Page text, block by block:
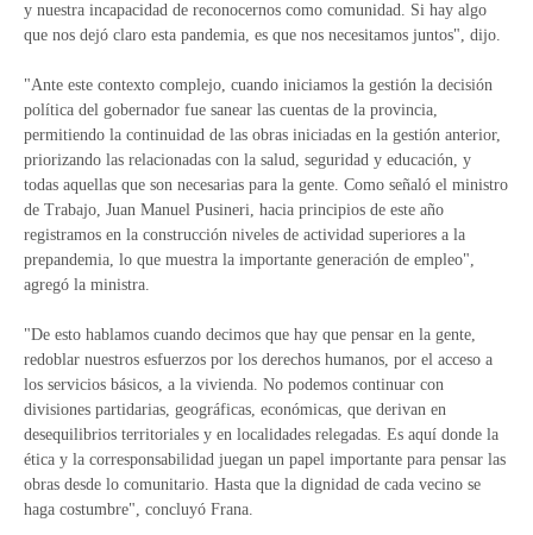
y nuestra incapacidad de reconocernos como comunidad. Si hay algo
que nos dejó claro esta pandemia, es que nos necesitamos juntos", dijo.
"Ante este contexto complejo, cuando iniciamos la gestión la decisión
política del gobernador fue sanear las cuentas de la provincia,
permitiendo la continuidad de las obras iniciadas en la gestión anterior,
priorizando las relacionadas con la salud, seguridad y educación, y
todas aquellas que son necesarias para la gente. Como señaló el ministro
de Trabajo, Juan Manuel Pusineri, hacia principios de este año
registramos en la construcción niveles de actividad superiores a la
prepandemia, lo que muestra la importante generación de empleo",
agregó la ministra.
"De esto hablamos cuando decimos que hay que pensar en la gente,
redoblar nuestros esfuerzos por los derechos humanos, por el acceso a
los servicios básicos, a la vivienda. No podemos continuar con
divisiones partidarias, geográficas, económicas, que derivan en
desequilibrios territoriales y en localidades relegadas. Es aquí donde la
ética y la corresponsabilidad juegan un papel importante para pensar las
obras desde lo comunitario. Hasta que la dignidad de cada vecino se
haga costumbre", concluyó Frana.